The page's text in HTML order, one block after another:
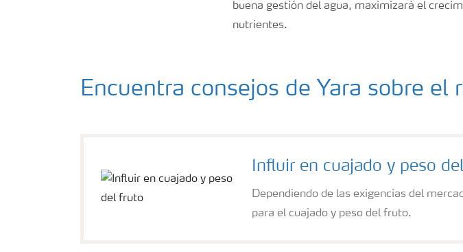
buena gestión del agua, maximizará el
nutrientes.
Encuentra consejos de Yara sobre
Influir en cuajado y peso
Dependiendo de las exigencias del
para el cuajado y peso del fruto.